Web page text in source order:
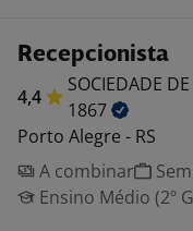
Recepcionista
4,4
SOCIEDADE
1867
Porto Alegre - RS
A combinar
Ensino Médio (2º